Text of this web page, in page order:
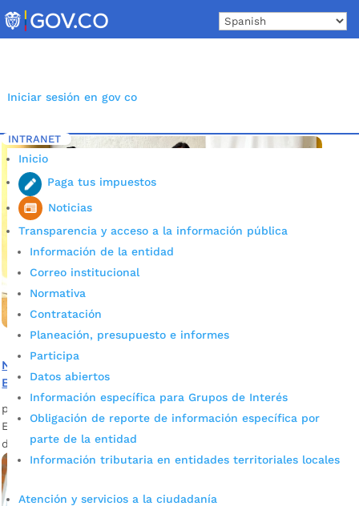
to
content
Iniciar sesión en gov co
INTRANET
Inicio
Paga tus impuestos
Noticias
Transparencia y acceso a la información pública
Información de la entidad
Correo institucional
Normativa
Contratación
Planeación, presupuesto e informes
Participa
Datos abiertos
Información específica para Grupos de Interés
Obligación de reporte de información específica por
parte de la entidad
Información tributaria en entidades territoriales locales
Atención y servicios a la ciudadanía
Inicio 5 Etiqueta: Kits escolares
Nos unimos con la Fundación Entre Dos Tierras y
Blumont para entregar kits escolares a niños
por
Entregamos 270 kits escolares a niñas y niños en condición
de vulnerabilidad que residen en Bucaramanga.